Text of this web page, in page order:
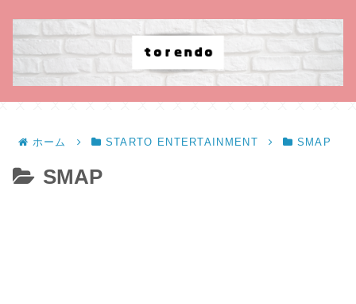
ホーム STARTO ENTERTAINMENT SMAP
SMAP